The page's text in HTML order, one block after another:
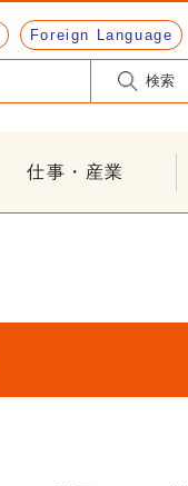
Foreign Language
検索
仕事・産業